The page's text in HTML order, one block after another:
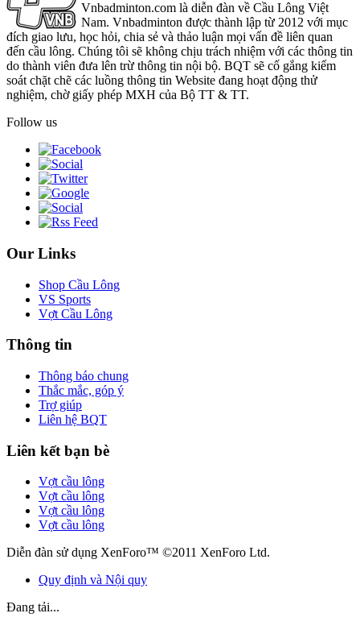
Vnbadminton.com là diễn đàn về Cầu Lông Việt
Nam. Vnbadminton được thành lập từ 2012 với mục
đích giao lưu, học hỏi, chia sẻ và thảo luận mọi vấn đề liên quan
đến cầu lông. Chúng tôi sẽ không chịu trách nhiệm với các thông tin
do thành viên đưa lên trừ thông tin nội bộ. BQT sẽ cố gắng kiểm
soát chặt chẽ các luồng thông tin Website đang hoạt động thử
nghiệm, chờ giấy phép MXH của Bộ TT & TT.
Follow us
Our Links
Shop Cầu Lông
VS Sports
Vợt Cầu Lông
Thông tin
Thông báo chung
Thắc mắc, góp ý
Trợ giúp
Liên hệ BQT
Liên kết bạn bè
Vợt cầu lông
Vợt cầu lông
Vợt cầu lông
Vợt cầu lông
Diễn đàn sử dụng XenForo™ ©2011 XenForo Ltd.
Quy định và Nội quy
Đang tải...